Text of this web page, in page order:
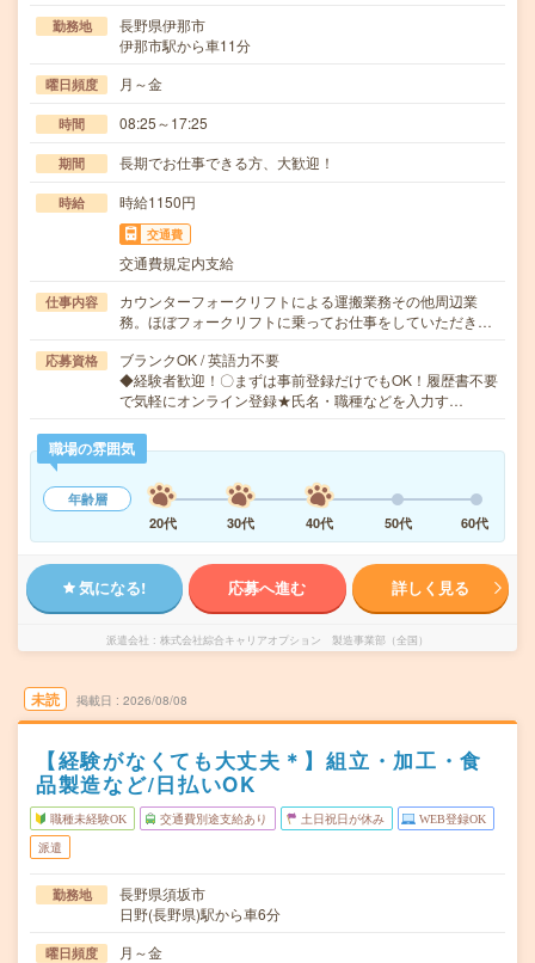
勤務地
長野県伊那市
伊那市駅から車11分
曜日頻度 月～金
時間 08:25～17:25
期間 長期でお仕事できる方、大歓迎！
時給 時給1150円
交通費
交通費規定内支給
仕事内容
カウンターフォークリフトによる運搬業務その他周辺業
務。ほぼフォークリフトに乗ってお仕事をしていただき…
応募資格
ブランクOK / 英語力不要
◆経験者歓迎！〇まずは事前登録だけでもOK！履歴書不要
で気軽にオンライン登録★氏名・職種などを入力す…
職場の雰囲気
年齢層
20代
30代 40代 50代 60代
気になる! 応募へ進む 詳しく見る
派遣会社 株式会社綜合キャリアオプション 製造事業部（全国）
未読 掲載日 2026/08/08
【経験がなくても大丈夫＊】組立・加工・食
品製造など/日払いOK
職種未経験OK 交通費別途支給あり 土日祝日が休み WEB登録OK
派遣
勤務地
長野県須坂市
日野(長野県)駅から車6分
曜日頻度 月～金